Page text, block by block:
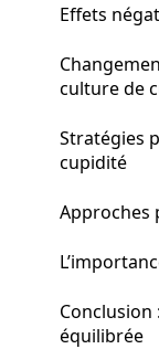
Effets
culture de
Stratégies
cupidité
Approches
Conclusion
équilibrée